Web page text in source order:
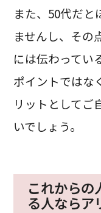
また、50代だと
ませんし、その
には伝わってい
ポイントではな
リットとしてご
いでしょう。
これからの
る人ならア